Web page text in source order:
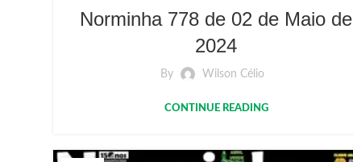
Norminha 778 de 02 de Maio de
2024
By Wilson Célio
CONTINUE READING